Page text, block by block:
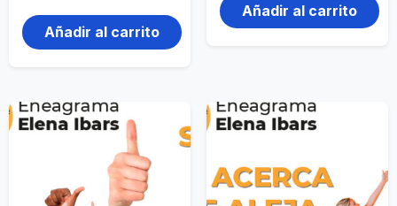
Añadir al carrito
Añadir al carrito